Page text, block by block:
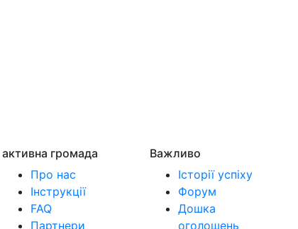
активна громада
Про нас
Інструкції
FAQ
Партнери
Важливо
Історії успіху
Форум
Дошка
оголошень